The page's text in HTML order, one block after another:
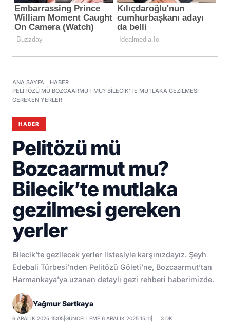
ANA SAYFA
HABER
PELITÖZÜ MÜ BOZCAARMUT MU? BILECIK’TE MUTLAKA GEZILMESI
GEREKEN YERLER
HABER
Pelitözü mü
Bozcaarmut mu?
Bilecik’te mutlaka
gezilmesi gereken
yerler
Bilecik’te gezilecek yerler listesiyle karşınızdayız. Şeyh
Edebali Türbesi’nden Pelitözü Göleti’ne, Bozcaarmut’tan
Harmankaya’ya uzanan detaylı gezi rehberi haberimizde.
Yağmur Sertkaya
6 ARALIK 2025 15:05 |GÜNCELLEME 6 ARALIK 2025 15:11 3 DK